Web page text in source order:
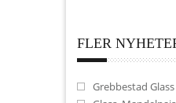
FLER
Grebbestad Glass